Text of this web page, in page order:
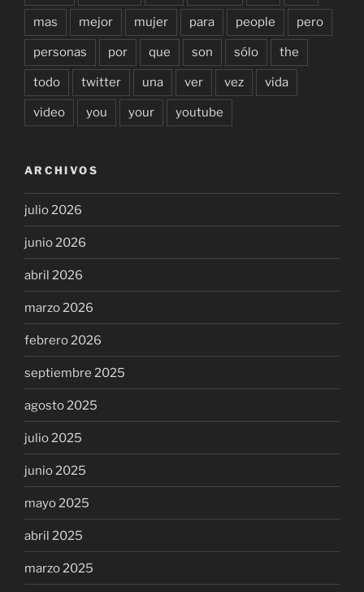
mas mejor mujer para people pero
personas por que son sólo the
todo twitter una ver vez vida
video you your youtube
ARCHIVOS
julio 2026
junio 2026
abril 2026
marzo 2026
febrero 2026
septiembre 2025
agosto 2025
julio 2025
junio 2025
mayo 2025
abril 2025
marzo 2025